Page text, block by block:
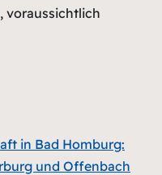
voraussichtlich
in Bad Homburg:
und Offenbach